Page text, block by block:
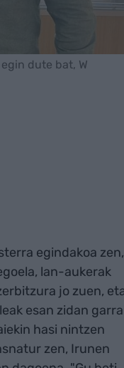
dute bat, W
egindakoa zen,
lan-aukerak
jo zuen,
esan zidan
hasi nintzen
zen, Irunen